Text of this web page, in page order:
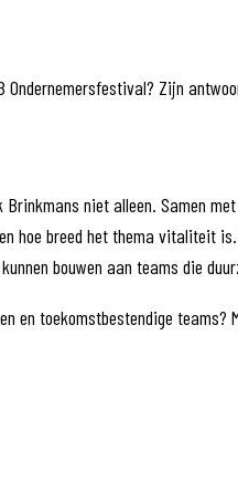
Zijn
niet alleen. Samen
hoe breed het thema vitaliteit
bouwen aan teams die
en toekomstbestendige